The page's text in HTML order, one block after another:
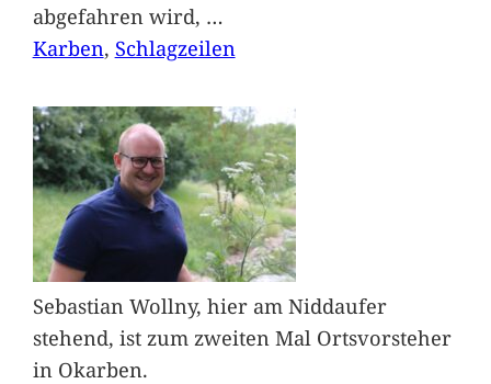
abgefahren wird, …
Karben, Schlagzeilen
Sebastian Wollny, hier am Niddaufer
stehend, ist zum zweiten Mal Ortsvorsteher
in Okarben.